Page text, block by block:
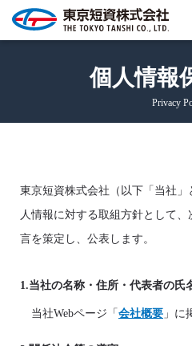
個人情報
Privacy
東京短資株式会社（以下「当社
人情報に対する取組方針として
言を策定し、公表します。
1.当社の名称・住所・代表者の氏
当社Webページ「 会社概要 」に